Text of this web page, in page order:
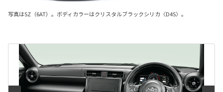
写真はSZ（6AT）。ボディカラーはクリスタルブラックシリカ〈D4S〉。